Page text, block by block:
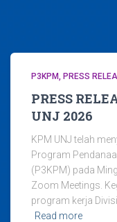
P3KPM PRESS
PRESS
UNJ 2026
KPM UNJ telah
Program
(P3KPM) pada
Zoom Meetings.
program kerja
Read more